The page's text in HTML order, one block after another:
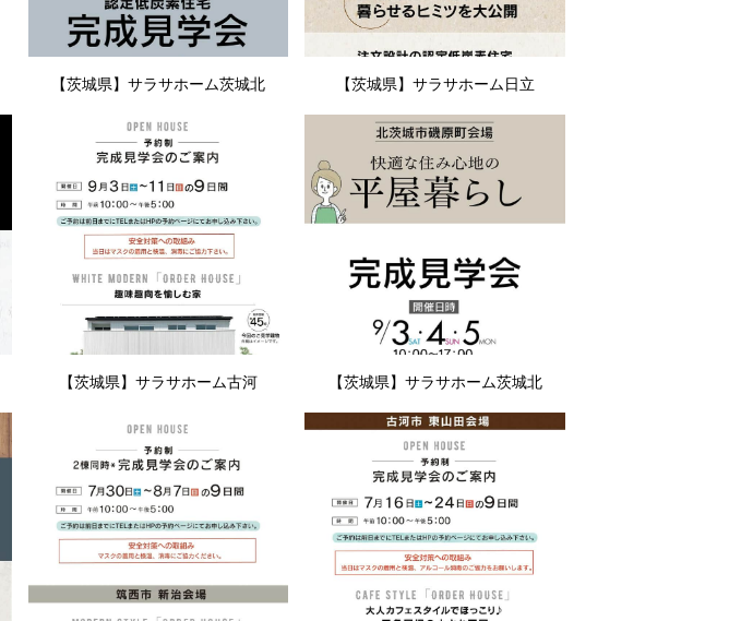
【茨城県】サラサホーム茨城北 【茨城県】サラサホーム日立
【茨城県】サラサホーム古河 【茨城県】サラサホーム茨城北